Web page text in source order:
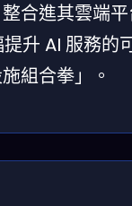
合進其雲端
升 AI 服務的
組合拳」。